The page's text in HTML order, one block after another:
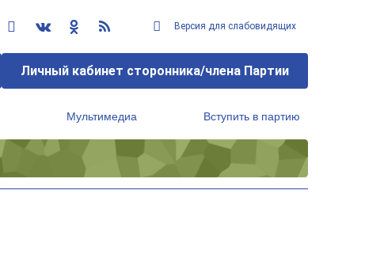
Версия для слабовидящих
Личный кабинет сторонника/члена Партии
Мультимедиа Вступить в партию